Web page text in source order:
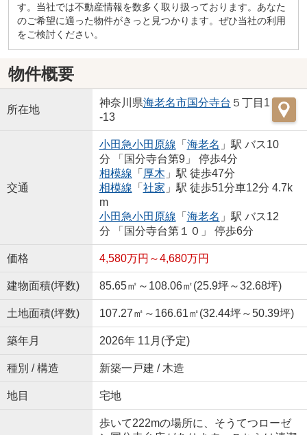
す。当社では不動産情報を数多く取り扱っております。あなた
のご希望に適った物件がきっと見つかります。ぜひ当社の利用
をご検討ください。
物件概要
所在地
神奈川県海老名市国分寺台 ５丁目1
-13
交通
小田急小田原線 「 海老名 」駅 バス10
分 「国分寺台第9」 停歩4分
相模線 「 厚木 」駅 徒歩47分
相模線 「 社家 」駅 徒歩51分車12分 4.7k
m
小田急小田原線 「 海老名 」駅 バス12
分 「国分寺台第１０」 停歩6分
価格 4,580万円～4,680万円
建物面積(坪数) 85.65㎡～108.06㎡(25.9坪～32.68坪)
土地面積(坪数) 107.27㎡～166.61㎡(32.44坪～50.39坪)
築年月 2026年 11月(予定)
種別 / 構造 新築一戸建 / 木造
地目 宅地
歩いて222mの場所に、そうてつローゼ